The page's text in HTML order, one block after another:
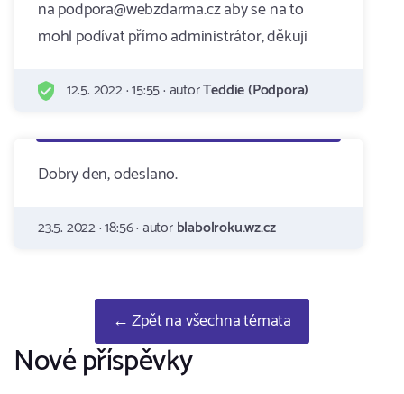
na podpora@webzdarma.cz aby se na to
mohl podívat přímo administrátor, děkuji
12.5. 2022 · 15:55 · autorTeddie (Podpora)
Dobry den, odeslano.
23.5. 2022 · 18:56 · autorblabolroku.wz.cz
← Zpět na všechna témata
Nové příspěvky